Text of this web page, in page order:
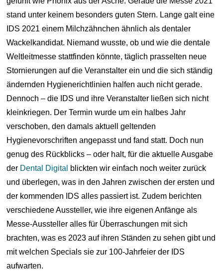
stand unter keinem besonders guten Stern. Lange galt eine
IDS 2021 einem Milchzähnchen ähnlich als dentaler
Wackelkandidat. Niemand wusste, ob und wie die dentale
Weltleitmesse stattfinden könnte, täglich prasselten neue
Stornierungen auf die Veranstalter ein und die sich ständig
ändernden Hygienerichtlinien halfen auch nicht gerade.
Dennoch – die IDS und ihre Veranstalter ließen sich nicht
kleinkriegen. Der Termin wurde um ein halbes Jahr
verschoben, den damals aktuell geltenden
Hygienevorschriften angepasst und fand statt. Doch nun
genug des Rückblicks – oder halt, für die aktuelle Ausgabe
der Dental Digital
blickten wir einfach noch weiter zurück
und überlegen, was in den Jahren zwischen der ersten und
der kommenden IDS alles passiert ist. Zudem berichten
verschiedene Aussteller, wie ihre eigenen Anfänge als
Messe-Aussteller alles für Überraschungen mit sich
brachten, was es 2023 auf ihren Ständen zu sehen gibt und
mit welchen Specials sie zur 100-Jahrfeier der IDS
aufwarten.